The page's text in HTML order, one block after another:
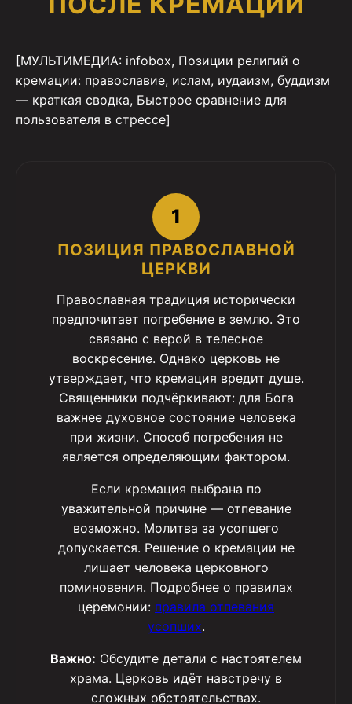
[МУЛЬТИМЕДИА: infobox, Позиции религий о
кремации: православие, ислам, иудаизм, буддизм
— краткая сводка, Быстрое сравнение для
пользователя в стрессе]
1
ПОЗИЦИЯ ПРАВОСЛАВНОЙ
ЦЕРКВИ
Православная традиция исторически
предпочитает погребение в землю. Это
связано с верой в телесное
воскресение. Однако церковь не
утверждает, что кремация вредит душе.
Священники подчёркивают: для Бога
важнее духовное состояние человека
при жизни. Способ погребения не
является определяющим фактором.
Если кремация выбрана по
уважительной причине — отпевание
возможно. Молитва за усопшего
допускается. Решение о кремации не
лишает человека церковного
поминовения. Подробнее о правилах
церемонии: правила отпевания
усопших.
Важно: Обсудите детали с настоятелем
храма. Церковь идёт навстречу в
сложных обстоятельствах.